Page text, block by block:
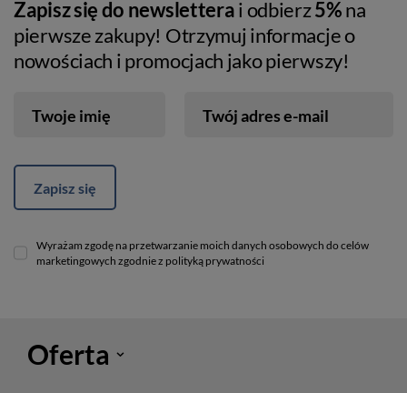
Zapisz się do newsletterai odbierz5%na
pierwsze zakupy! Otrzymuj informacje o
nowościach i promocjach jako pierwszy!
Twoje imię Twój adres e-mail
Zapisz się
Wyrażam zgodę na przetwarzanie moich danych osobowych do celów
marketingowych zgodnie z polityką prywatności
Oferta